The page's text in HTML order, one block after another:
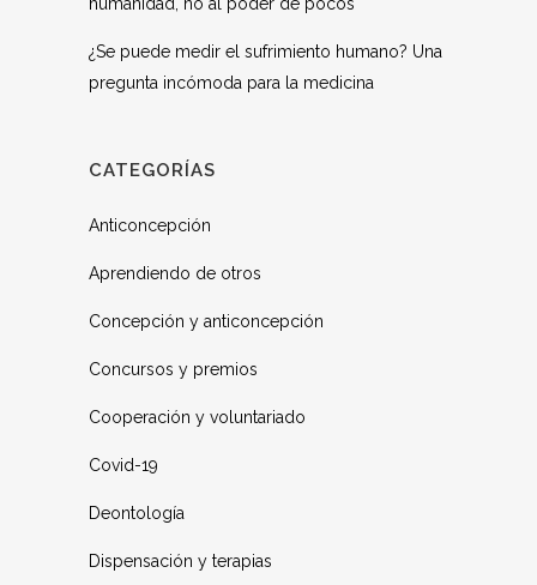
¿Se puede medir el sufrimiento humano? Una
pregunta incómoda para la medicina
CATEGORÍAS
Anticoncepción
Aprendiendo de otros
Concepción y anticoncepción
Concursos y premios
Cooperación y voluntariado
Covid-19
Deontología
Dispensación y terapias